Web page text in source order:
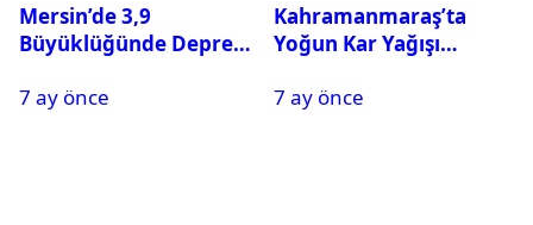
Mersin’de 3,9
Büyüklüğünde Deprem
7 ay önce
Kahramanmaraş’ta
Yoğun Kar Yağışı
Tatil
7 ay önce